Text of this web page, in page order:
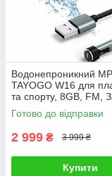
Водонепроникний
TAYOGO W16 для
та спорту, 8GB, FM,
IPX8, МП3 плеєр для
басейну
Готово до відправки
2 999 ₴ 3 999 ₴
Купити